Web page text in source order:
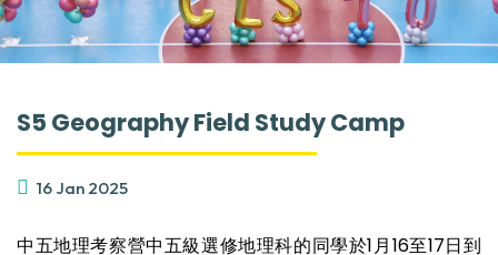
S5 Geography Field Study Camp
16 Jan 2025
中五地理考察營中五級選修地理科的同學於1月16至17日到